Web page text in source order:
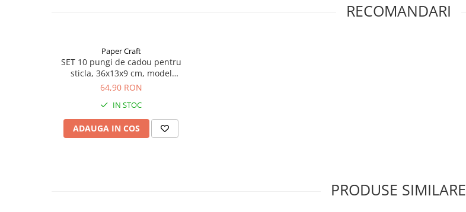
RECOMANDARI
Paper Craft
SET 10 pungi de cadou pentru
sticla, 36x13x9 cm, model
elegant bleumarin
64,90 RON
IN STOC
ADAUGA IN COS
PRODUSE SIMILARE